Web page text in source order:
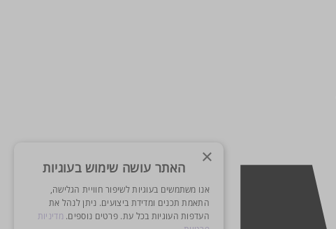
× האתר עושה שימוש בעוגיות
אנו משתמשים בעוגיות לשיפור חוויית הגלישה,
התאמת תכנים ומדידת ביצועים. ניתן לנהל את
העדפות העוגיות בכל עת. פרטים נוספים. מדיניות